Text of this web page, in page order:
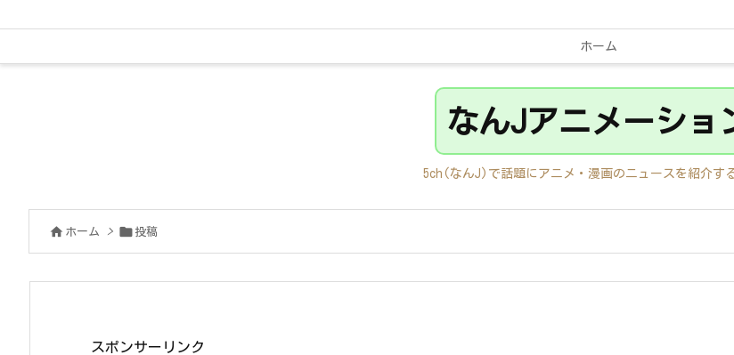
ホーム
なんJアニメーショ
5ch(なんJ)で話題にアニメ・漫画のニュースを紹介す
 ホーム >  投稿
スポンサーリンク